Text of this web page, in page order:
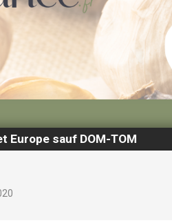
Europe sauf DOM-TOM